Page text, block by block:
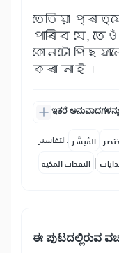
তেতিয়া
পাৰিব যে,
কোনটো
কৰা নাই।
ಇತರೆ
التفاسير: المُيسَّر
النفحات المكية |
ಈ ಪುಟದಲ್ಲಿರುವ